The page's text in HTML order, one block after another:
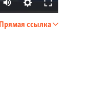
Прямая ссылка